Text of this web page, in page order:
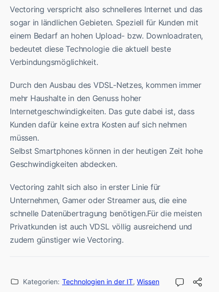
Vectoring verspricht also schnelleres Internet und das
sogar in ländlichen Gebieten. Speziell für Kunden mit
einem Bedarf an hohen Upload- bzw. Downloadraten,
bedeutet diese Technologie die aktuell beste
Verbindungsmöglichkeit.
Durch den Ausbau des VDSL-Netzes, kommen immer
mehr Haushalte in den Genuss hoher
Internetgeschwindigkeiten. Das gute dabei ist, dass
Kunden dafür keine extra Kosten auf sich nehmen
müssen.
Selbst Smartphones können in der heutigen Zeit hohe
Geschwindigkeiten abdecken.
Vectoring zahlt sich also in erster Linie für
Unternehmen, Gamer oder Streamer aus, die eine
schnelle Datenübertragung benötigen.Für die meisten
Privatkunden ist auch VDSL völlig ausreichend und
zudem günstiger wie Vectoring.
Kategorien: Technologien in der IT, Wissen